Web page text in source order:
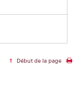
Début de la page